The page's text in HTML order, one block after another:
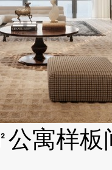
公寓样板